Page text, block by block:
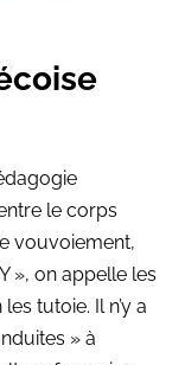
le corps
vouvoiement,
», on appelle les
tutoie. Il n’y a
» à